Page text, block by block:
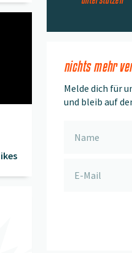
nichts mehr
Melde dich für
und bleib auf